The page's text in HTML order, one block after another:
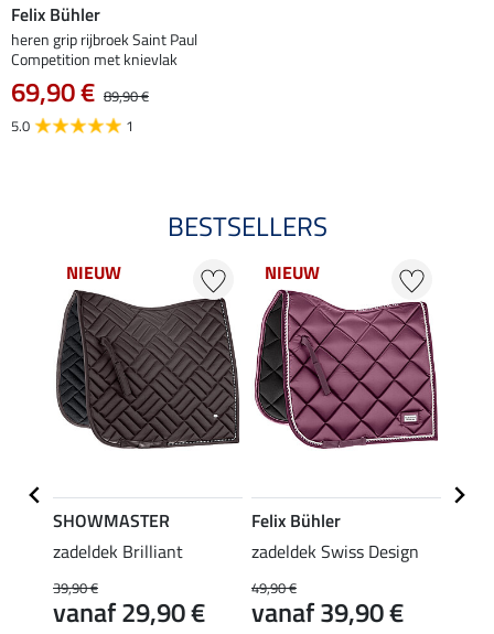
Felix Bühler
heren grip rijbroek Saint Paul
Competition met knievlak
69,90 € 89,90 €
5.0
1
BESTSELLERS
NIEUW
SHOWMASTER
zadeldek Brilliant
39,90 €
vanaf 29,90 €
NIEUW
Felix Bühler
zadeldek Swiss Design
49,90 €
vanaf 39,90 €